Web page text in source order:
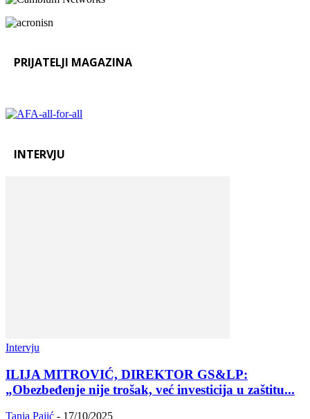
PRIJATELJI MAGAZINA
INTERVJU
Intervju
ILIJA MITROVIĆ, DIREKTOR GS&LP:
„Obezbeđenje nije trošak, već investicija u zaštitu...
Tanja Pajić - 17/10/2025